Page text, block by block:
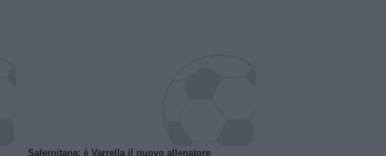
Salernitana: è Varrella il nuovo allenatore